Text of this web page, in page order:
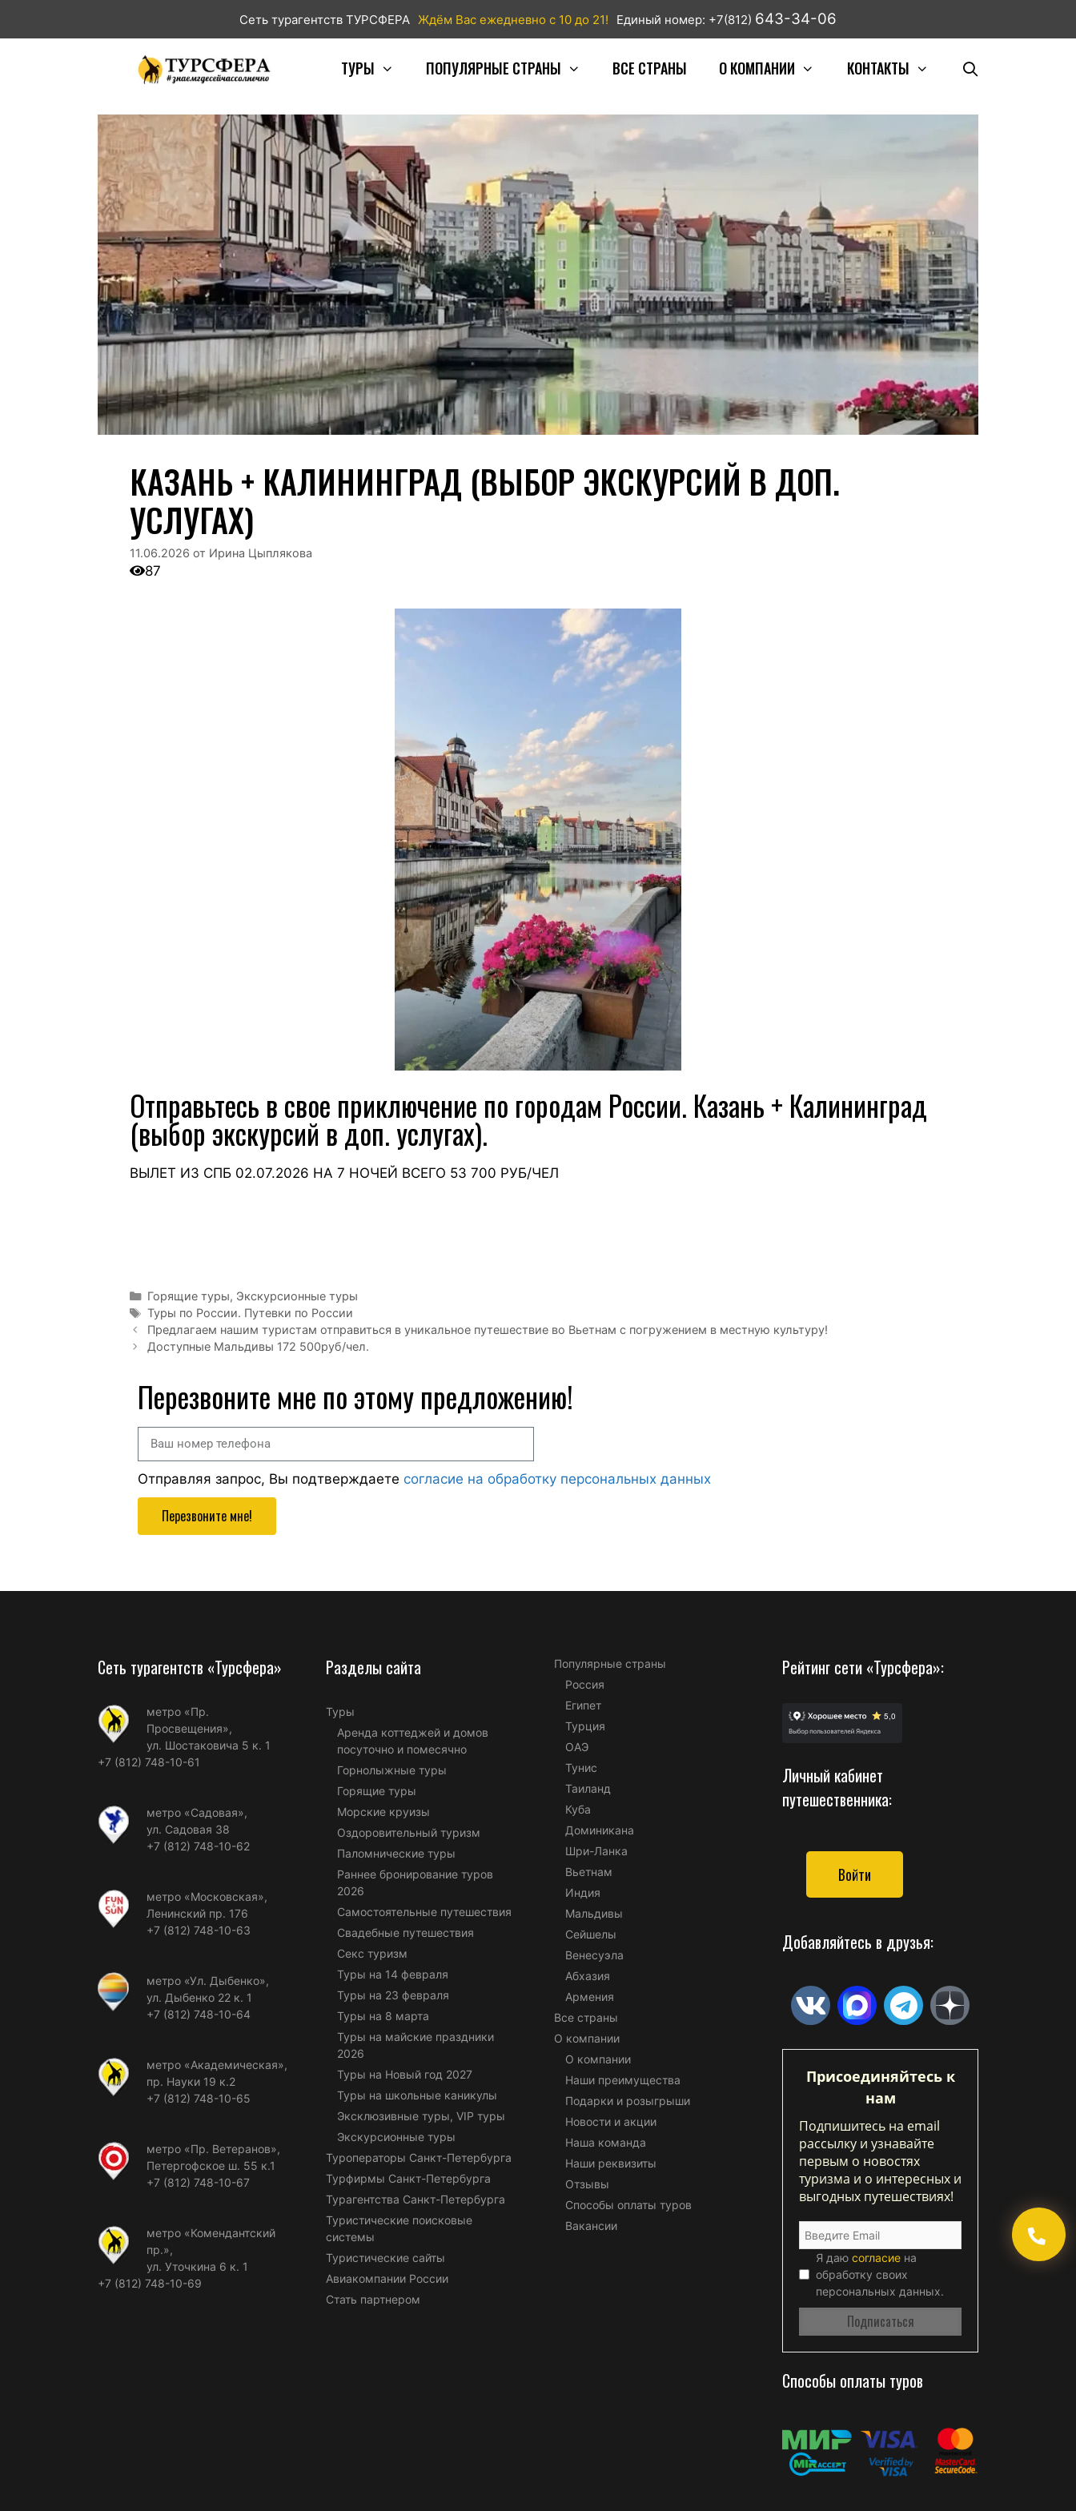
Сеть турагентств ТУРСФЕРА Ждём Вас ежедневно с 10 до 21! Единый номер: +7(812) 643-34-06
ТУРЫ ПОПУЛЯРНЫЕ СТРАНЫ ВСЕ СТРАНЫ О КОМПАНИИ КОНТАКТЫ
КАЗАНЬ + КАЛИНИНГРАД (ВЫБОР ЭКСКУРСИЙ В ДОП.
УСЛУГАХ)
11.06.2026 от Ирина Цыплякова
87
Отправьтесь в свое приключение по городам России. Казань + Калининград
(выбор экскурсий в доп. услугах).
ВЫЛЕТ ИЗ СПБ 02.07.2026 НА 7 НОЧЕЙ ВСЕГО 53 700 РУБ/ЧЕЛ
Горящие туры, Экскурсионные туры
Туры по России. Путевки по России
Предлагаем нашим туристам отправиться в уникальное путешествие во Вьетнам с погружением в местную культуру!
Доступные Мальдивы 172 500руб/чел.
Перезвоните мне по этому предложению!
Отправляя запрос, Вы подтверждаете согласие на обработку персональных данных
Перезвоните мне!
Сеть турагентств «Турсфера»
метро «Пр.
Просвещения»,
ул. Шостаковича 5 к. 1
+7 (812) 748-10-61
метро «Садовая»,
ул. Садовая 38
+7 (812) 748-10-62
метро «Московская»,
Ленинский пр. 176
+7 (812) 748-10-63
метро «Ул. Дыбенко»,
ул. Дыбенко 22 к. 1
+7 (812) 748-10-64
метро «Академическая»,
пр. Науки 19 к.2
+7 (812) 748-10-65
метро «Пр. Ветеранов»,
Петергофское ш. 55 к.1
+7 (812) 748-10-67
метро «Комендантский
пр.»,
ул. Уточкина 6 к. 1
+7 (812) 748-10-69
Разделы сайта
Туры
Аренда коттеджей и домов
посуточно и помесячно
Горнолыжные туры
Горящие туры
Морские круизы
Оздоровительный туризм
Паломнические туры
Раннее бронирование туров
2026
Самостоятельные путешествия
Свадебные путешествия
Секс туризм
Туры на 14 февраля
Туры на 23 февраля
Туры на 8 марта
Туры на майские праздники
2026
Туры на Новый год 2027
Туры на школьные каникулы
Эксклюзивные туры, VIP туры
Экскурсионные туры
Туроператоры Санкт-Петербурга
Турфирмы Санкт-Петербурга
Турагентства Санкт-Петербурга
Туристические поисковые
системы
Туристические сайты
Авиакомпании России
Стать партнером
Популярные страны
Россия
Египет
Турция
ОАЭ
Тунис
Таиланд
Куба
Доминикана
Шри-Ланка
Вьетнам
Индия
Мальдивы
Сейшелы
Венесуэла
Абхазия
Армения
Все страны
О компании
О компании
Наши преимущества
Подарки и розыгрыши
Новости и акции
Наша команда
Наши реквизиты
Отзывы
Способы оплаты туров
Вакансии
Рейтинг сети «Турсфера»:
Личный кабинет
путешественника:
Войти
Добавляйтесь в друзья:
Присоединяйтесь к
нам
Подпишитесь на email
рассылку и узнавайте
первым о новостях
туризма и о интересных и
выгодных путешествиях!
Я даю согласие на
обработку своих
персональных данных.
Способы оплаты туров